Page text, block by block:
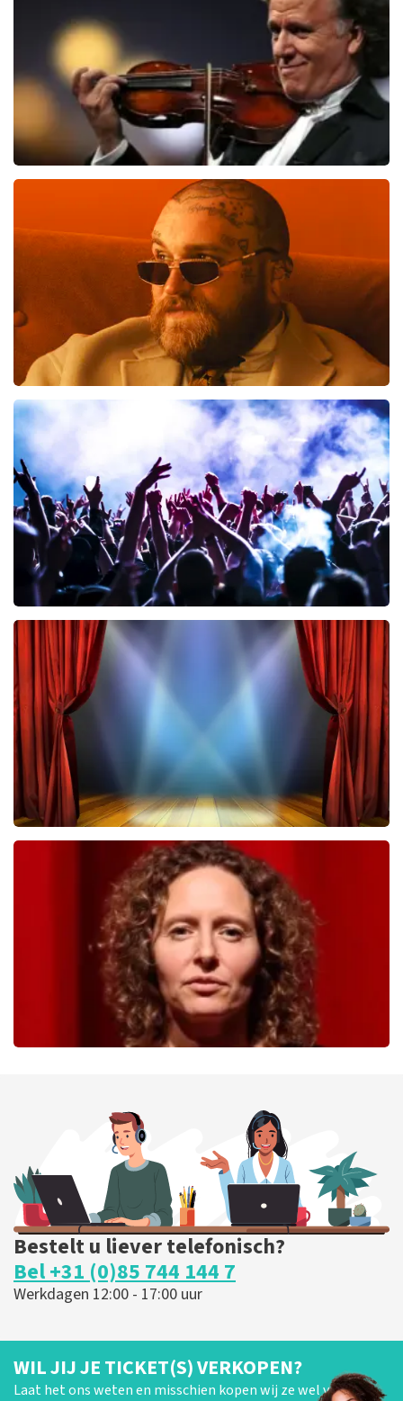
BESTEL NU
laatste 30 minuten
BESTEL NU
Teddy Swims
BESTEL NU
Megadeth
328 laatste 30 minuten
BESTEL NU
40 45 De Musical
laatste 30 minuten
BESTEL NU
BESTEL NU
Bestelt u liever telefonisch?
Bel +31 (0)85 744 144 7
Werkdagen 12:00 - 17:00 uur
WIL JIJ JE TICKET(S) VERKOPEN?
Laat het ons weten en misschien kopen wij ze wel van je!